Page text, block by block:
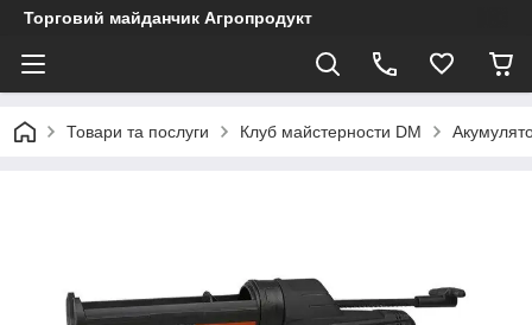
Торговий майданчик Агропродукт
Товари та послуги Клуб майстерности DM